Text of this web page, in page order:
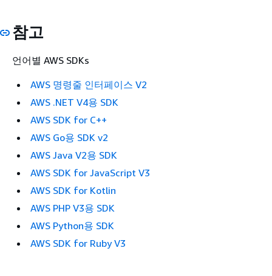
참고
언어별 AWS SDKs
AWS 명령줄 인터페이스 V2
AWS .NET V4용 SDK
AWS SDK for C++
AWS Go용 SDK v2
AWS Java V2용 SDK
AWS SDK for JavaScript V3
AWS SDK for Kotlin
AWS PHP V3용 SDK
AWS Python용 SDK
AWS SDK for Ruby V3